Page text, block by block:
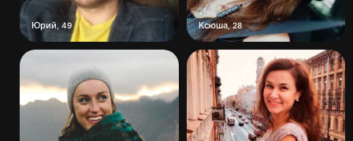
Юрий 49 Ксюша,28